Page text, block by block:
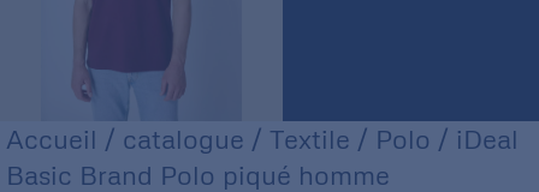
Accueil / catalogue / Textile / Polo / iDeal
Basic Brand Polo piqué homme